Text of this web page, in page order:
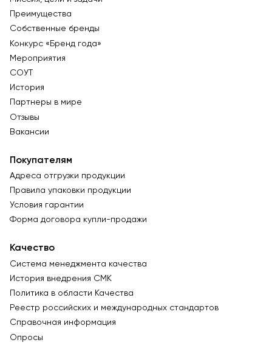
Преимущества
Собственные бренды
Конкурс «Бренд года»
Мероприятия
СОУТ
История
Партнеры в мире
Отзывы
Вакансии
Покупателям
Адреса отгрузки продукции
Правила упаковки продукции
Условия гарантии
Форма договора купли-продажи
Качество
Система менеджмента качества
История внедрения СМК
Политика в области Качества
Реестр российских и международных стандартов
Справочная информация
Опросы